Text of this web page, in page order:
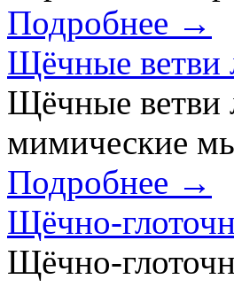
Подробнее →
Щёчные ветви
Щёчные ветви
мимические
Подробнее →
Щёчно-
Щёчно-